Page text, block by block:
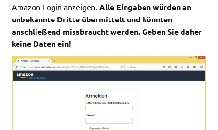
Amazon-Login anzeigen. Alle Eingaben würden an
unbekannte Dritte übermittelt und könnten
anschließend missbraucht werden. Geben Sie daher
keine Daten ein!